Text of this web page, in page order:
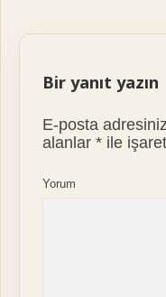
Bir yanıt yazın
E-posta
alanlar* ile
Yorum